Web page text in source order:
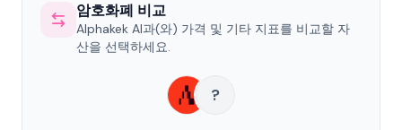
암호화폐 비교
Alphakek AI과(와) 가격 및 기타 지표를 비교할 자
산을 선택하세요.
?